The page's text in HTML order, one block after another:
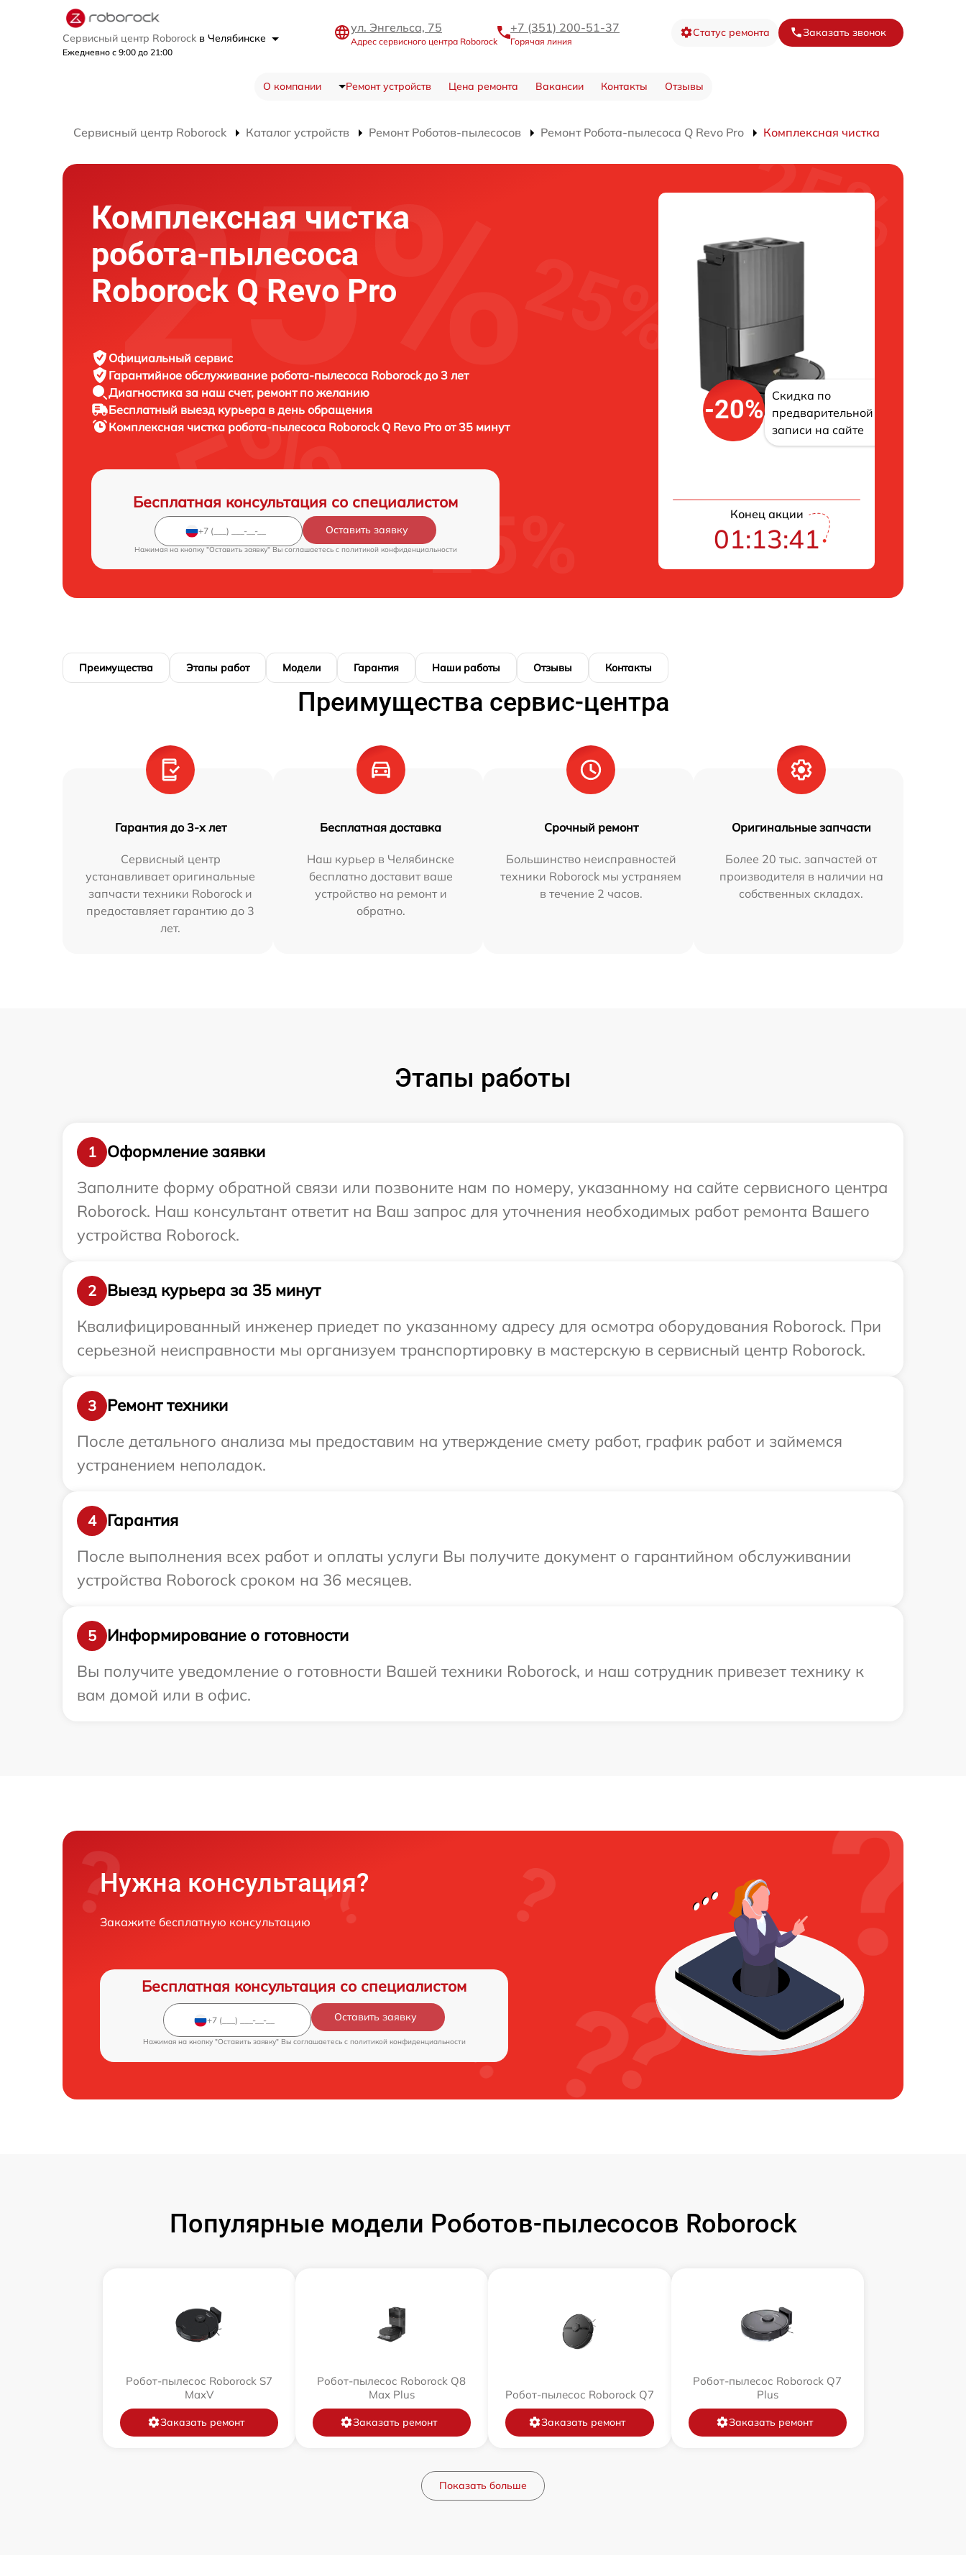
Сервисный центр Roborock в Челябинске
Ежедневно с 9:00 до 21:00
ул. Энгельса, 75
Адрес сервисного центра Roborock
+7 (351) 200-51-37
Горячая линия
Статус ремонта Заказать звонок
О компании Ремонт устройств Цена ремонта Вакансии Контакты Отзывы
Сервисный центр Roborock Каталог устройств Ремонт Роботов-пылесосов Ремонт Робота-пылесоса Q Revo Pro Комплексная чистка
Комплексная чистка
робота-пылесоса
Roborock Q Revo Pro
Официальный сервис
Гарантийное обслуживание робота-пылесоса Roborock до 3 лет
Диагностика за наш счет, ремонт по желанию
Бесплатный выезд курьера в день обращения
Комплексная чистка робота-пылесоса Roborock Q Revo Pro от 35 минут
Бесплатная консультация со специалистом
Оставить заявку
Нажимая на кнопку "Оставить заявку" Вы соглашаетесь c политикой конфиденциальности
-20%
Скидка по
предварительной
записи на сайте
Конец акции
01:13:40
Преимущества Этапы работ Модели Гарантия Наши работы Отзывы Контакты
Преимущества сервис-центра
Гарантия до 3-х лет
Сервисный центр
устанавливает оригинальные
запчасти техники Roborock и
предоставляет гарантию до 3
лет.
Бесплатная доставка
Наш курьер в Челябинске
бесплатно доставит ваше
устройство на ремонт и
обратно.
Срочный ремонт
Большинство неисправностей
техники Roborock мы устраняем
в течение 2 часов.
Оригинальные запчасти
Более 20 тыс. запчастей от
производителя в наличии на
собственных складах.
Этапы работы
1
Оформление заявки
Заполните форму обратной связи или позвоните нам по номеру, указанному на сайте сервисного центра
Roborock. Наш консультант ответит на Ваш запрос для уточнения необходимых работ ремонта Вашего
устройства Roborock.
2
Выезд курьера за 35 минут
Квалифицированный инженер приедет по указанному адресу для осмотра оборудования Roborock. При
серьезной неисправности мы организуем транспортировку в мастерскую в сервисный центр Roborock.
3
Ремонт техники
После детального анализа мы предоставим на утверждение смету работ, график работ и займемся
устранением неполадок.
4
Гарантия
После выполнения всех работ и оплаты услуги Вы получите документ о гарантийном обслуживании
устройства Roborock сроком на 36 месяцев.
5
Информирование о готовности
Вы получите уведомление о готовности Вашей техники Roborock, и наш сотрудник привезет технику к
вам домой или в офис.
Нужна консультация?
Закажите бесплатную консультацию
Бесплатная консультация со специалистом
Оставить заявку
Нажимая на кнопку "Оставить заявку" Вы соглашаетесь c политикой конфиденциальности
Популярные модели Роботов-пылесосов Roborock
Робот-пылесос Roborock S7
MaxV
Заказать ремонт
Робот-пылесос Roborock Q8
Max Plus
Заказать ремонт
Робот-пылесос Roborock Q7
Заказать ремонт
Робот-пылесос Roborock Q7
Plus
Заказать ремонт
Показать больше